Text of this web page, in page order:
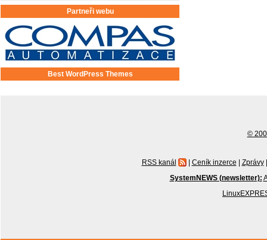
Partneři webu
Best WordPress Themes
©
RSS kanál | Ceník inzerce | Zprávy |
SystemNEWS (newsletter):